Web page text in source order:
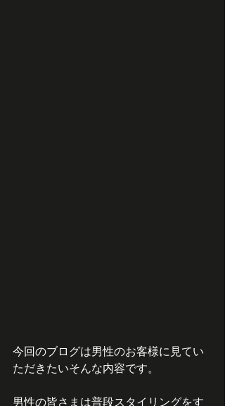
今回のブログは男性のお客様に見てい
ただきたいそんな内容です。
男性の皆さまは普段スタイリングをす